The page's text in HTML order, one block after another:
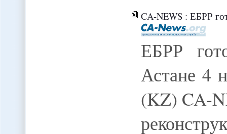
CA-NEWS : ЕБРР
ЕБРР
Астане 4
(KZ) CA-